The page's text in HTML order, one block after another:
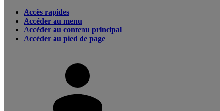
Accès rapides
Accéder au menu
Accéder au contenu principal
Accéder au pied de page